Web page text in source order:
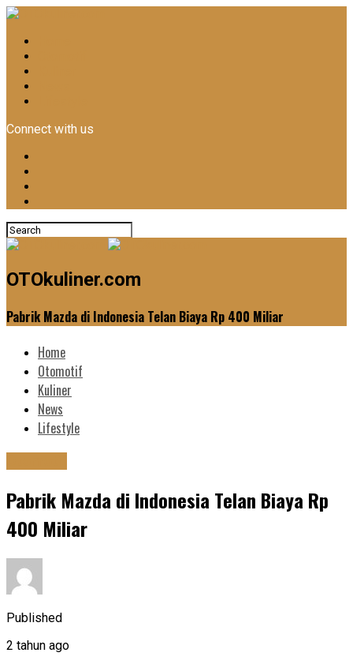
Connect with us
OTOkuliner.com
Pabrik Mazda di Indonesia Telan Biaya Rp 400 Miliar
Home
Otomotif
Kuliner
News
Lifestyle
Pabrik Mazda di Indonesia Telan Biaya Rp
400 Miliar
Published
2 tahun ago